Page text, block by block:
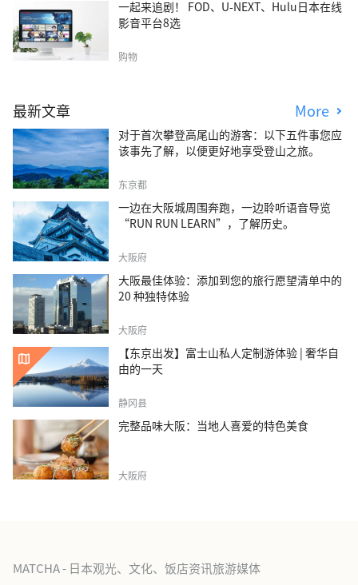
一起来追剧！ FOD、U-NEXT、Hulu日本在线
影音平台8选
购物
最新文章 More
对于首次攀登高尾山的游客：以下五件事您应
该事先了解，以便更好地享受登山之旅。
东京都
一边在大阪城周围奔跑，一边聆听语音导览
“RUN RUN LEARN”，了解历史。
大阪府
大阪最佳体验：添加到您的旅行愿望清单中的
20 种独特体验
大阪府
【东京出发】富士山私人定制游体验 | 奢华自
由的一天
静冈县
完整品味大阪：当地人喜爱的特色美食
大阪府
MATCHA - 日本观光、文化、饭店资讯旅游媒体